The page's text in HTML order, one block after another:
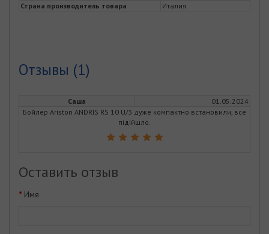
Страна производитель товара
Италия
Отзывы (1)
Саша
01.05.2024
Бойлер Ariston ANDRIS RS 10 U/3 дуже компактно встановили, все
підійшло.
Оставить отзыв
Имя